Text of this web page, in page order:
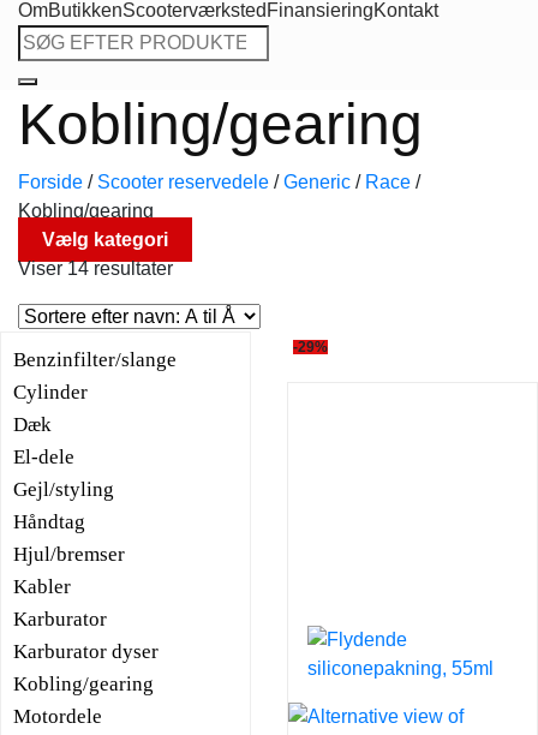
OmButikkenScooterværksted FinansieringKontakt
Søg
efter:
Kobling/gearing
Forside / Scooter reservedele / Generic / Race /
Kobling/gearing
Vælg kategori
Viser 14 resultater
Benzinfilter/slange
Cylinder
Dæk
El-dele
Gejl/styling
Håndtag
Hjul/bremser
Kabler
Karburator
Karburator dyser
Kobling/gearing
Motordele
-29%